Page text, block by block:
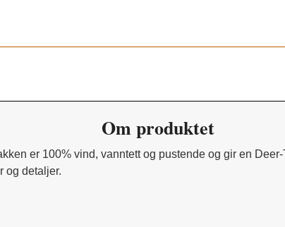
Om produktet
er 100% vind, vanntett og pustende og gir en
og detaljer.